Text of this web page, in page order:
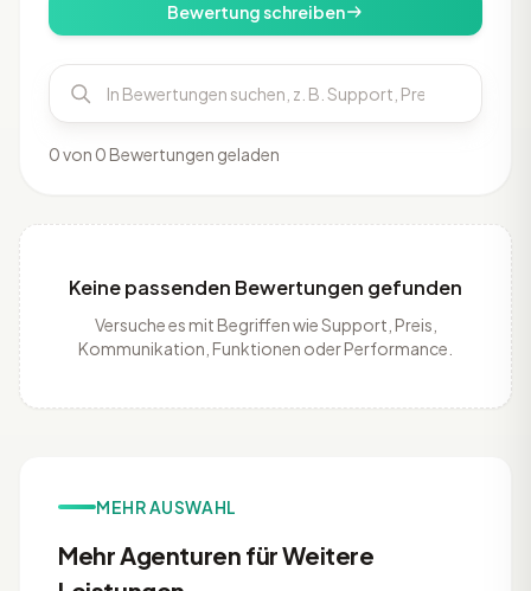
Bewertung schreiben
0 von 0 Bewertungen geladen
Keine passenden Bewertungen gefunden
Versuche es mit Begriffen wie Support, Preis,
Kommunikation, Funktionen oder Performance.
MEHR AUSWAHL
Mehr Agenturen für Weitere